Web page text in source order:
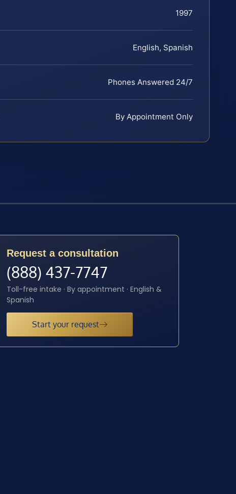
1997
English, Spanish
Phones Answered 24/7
By Appointment Only
Request a consultation
(888) 437-7747
Toll-free intake · By appointment · English &
Spanish
Start your request